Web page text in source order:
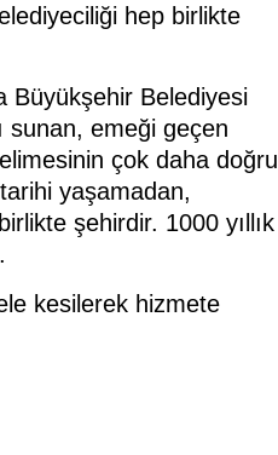
hep birlikte
Büyükşehir Belediyesi
sunan, emeği geçen
çok daha doğru
yaşamadan,
şehirdir. 1000 yıllık
kesilerek hizmete